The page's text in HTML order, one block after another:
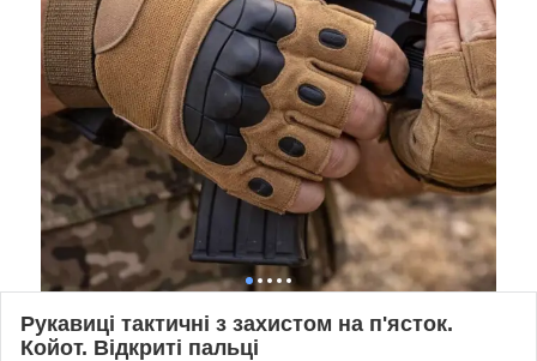
Рукавиці тактичні з захистом на п'ясток.
Койот. Відкриті пальці